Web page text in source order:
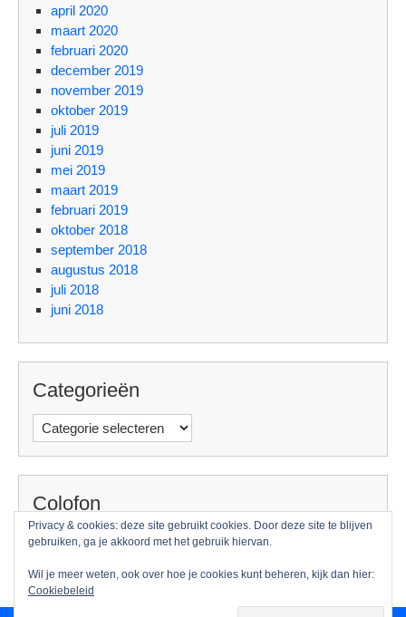
april 2020
maart 2020
februari 2020
december 2019
november 2019
oktober 2019
juli 2019
juni 2019
mei 2019
maart 2019
februari 2019
oktober 2018
september 2018
augustus 2018
juli 2018
juni 2018
Categorieën
Categorieën
Colofon
Foto: Guido Benschop
Privacy & cookies: deze site gebruikt cookies. Door deze site te blijven
gebruiken, ga je akkoord met het gebruik hiervan.
Wil je meer weten, ook over hoe je cookies kunt beheren, kijk dan hier:
Cookiebeleid